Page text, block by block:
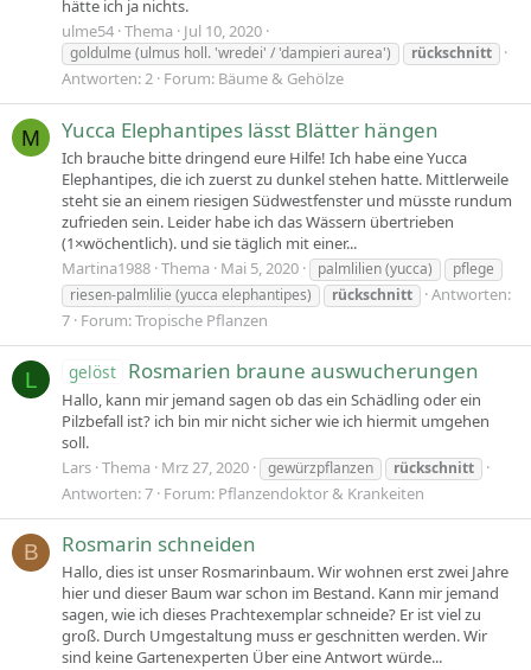
hätte ich ja nichts.
ulme54 Thema Jul 10, 2020
goldulme (ulmus holl. 'wredei' / 'dampieri aurea') rückschnitt
Antworten: 2 Forum: Bäume & Gehölze
M Yucca Elephantipes lässt Blätter hängen
Ich brauche bitte dringend eure Hilfe! Ich habe eine Yucca
Elephantipes, die ich zuerst zu dunkel stehen hatte. Mittlerweile
steht sie an einem riesigen Südwestfenster und müsste rundum
zufrieden sein. Leider habe ich das Wässern übertrieben
(1×wöchentlich). und sie täglich mit einer...
Martina1988 Thema Mai 5, 2020 palmlilien (yucca)
pflege
riesen-palmlilie (yucca elephantipes)
rückschnitt
Antworten:
7 Forum:Tropische Pflanzen
L gelöst Rosmarien braune auswucherungen
Hallo, kann mir jemand sagen ob das ein Schädling oder ein
Pilzbefall ist? ich bin mir nicht sicher wie ich hiermit umgehen
soll.
Lars Thema Mrz 27, 2020 gewürzpflanzen rückschnitt
Antworten: 7 Forum: Pflanzendoktor & Krankeiten
B Rosmarin schneiden
Hallo, dies ist unser Rosmarinbaum. Wir wohnen erst zwei Jahre
hier und dieser Baum war schon im Bestand. Kann mir jemand
sagen, wie ich dieses Prachtexemplar schneide? Er ist viel zu
groß. Durch Umgestaltung muss er geschnitten werden. Wir
sind keine Gartenexperten Über eine Antwort würde...